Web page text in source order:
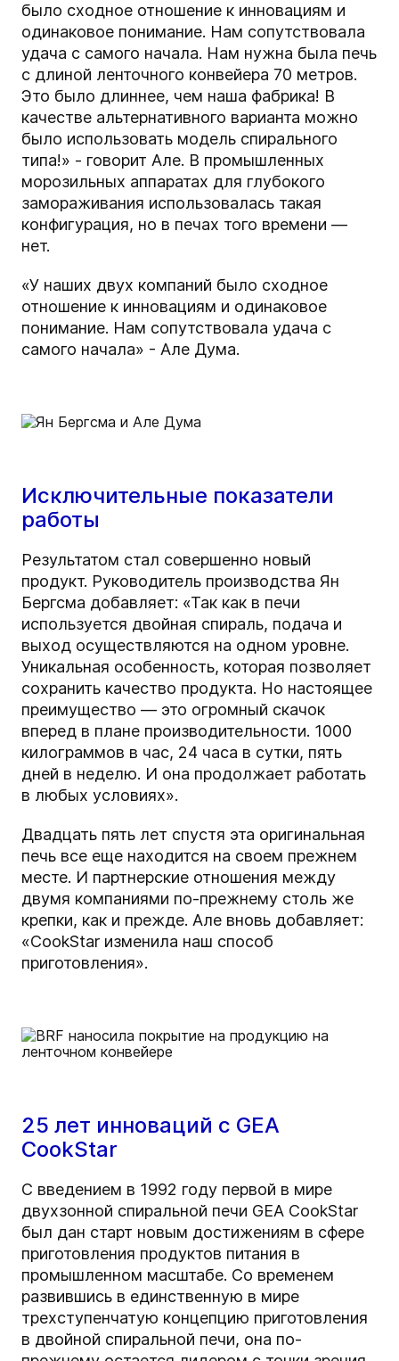
было сходное отношение к инновациям и
одинаковое понимание. Нам сопутствовала
удача c самого начала. Нам нужна была печь
с длиной ленточного конвейера 70 метров.
Это было длиннее, чем наша фабрика! В
качестве альтернативного варианта можно
было использовать модель спирального
типа!» - говорит Але. В промышленных
морозильных аппаратах для глубокого
замораживания использовалась такая
конфигурация, но в печах того времени —
нет.
«У наших двух компаний было сходное
отношение к инновациям и одинаковое
понимание. Нам сопутствовала удача c
самого начала» - Але Дума.
Исключительные показатели
работы
Результатом стал совершенно новый
продукт. Руководитель производства Ян
Бергсма добавляет: «Так как в печи
используется двойная спираль, подача и
выход осуществляются на одном уровне.
Уникальная особенность, которая позволяет
сохранить качество продукта. Но настоящее
преимущество — это огромный скачок
вперед в плане производительности. 1000
килограммов в час, 24 часа в сутки, пять
дней в неделю. И она продолжает работать
в любых условиях».
Двадцать пять лет спустя эта оригинальная
печь все еще находится на своем прежнем
месте. И партнерские отношения между
двумя компаниями по-прежнему столь же
крепки, как и прежде. Але вновь добавляет:
«CookStar изменила наш способ
приготовления».
25 лет инноваций с GEA
CookStar
С введением в 1992 году первой в мире
двухзонной спиральной печи GEA CookStar
был дан старт новым достижениям в сфере
приготовления продуктов питания в
промышленном масштабе. Со временем
развившись в единственную в мире
трехступенчатую концепцию приготовления
в двойной спиральной печи, она по-